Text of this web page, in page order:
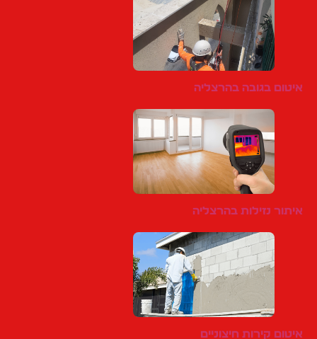
איטום בגובה בהרצליה
איתור נזילות בהרצליה
איטום קירות חיצוניים